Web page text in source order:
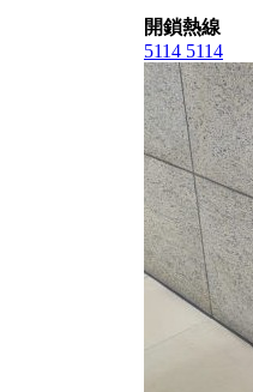
開鎖熱線
5114 5114